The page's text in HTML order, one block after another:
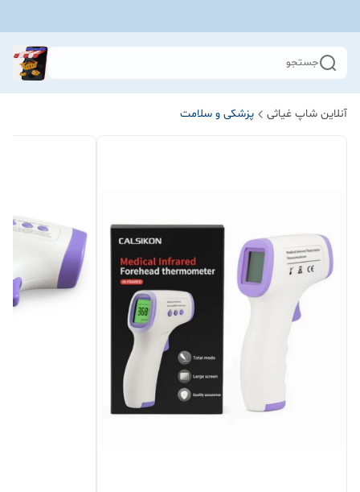
جستجو
آنلاین شاپ غیاثی پزشکی و سلامت